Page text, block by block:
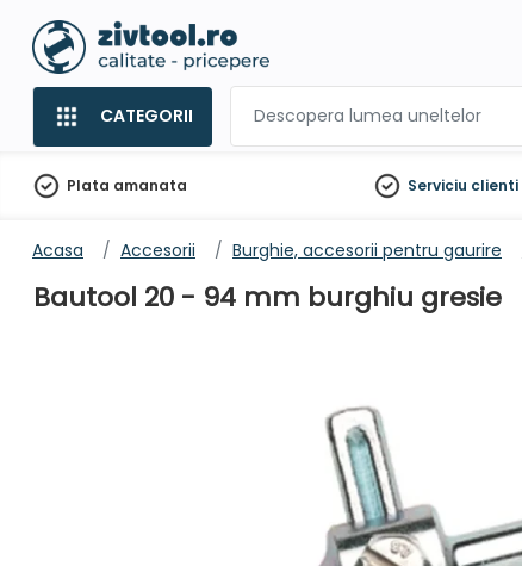
CATEGORII
Plata amanata Serviciu clienti
Acasa Accesorii Burghie, accesorii pentru gaurire
Bautool 20 - 94 mm burghiu gresie